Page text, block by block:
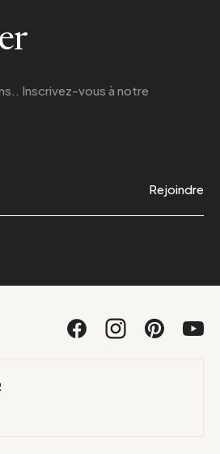
Inscrivez-vous à notre
Rejoindre